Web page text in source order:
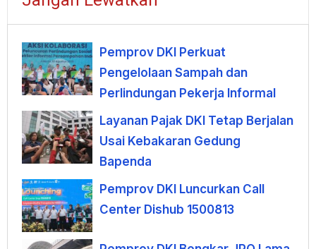
Pemprov DKI Perkuat
Pengelolaan Sampah dan
Perlindungan Pekerja Informal
Layanan Pajak DKI Tetap Berjalan
Usai Kebakaran Gedung
Bapenda
Pemprov DKI Luncurkan Call
Center Dishub 1500813